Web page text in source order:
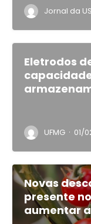
Jornal da
Eletrodos
UFMG · 01/
Novas
presente
aumentar